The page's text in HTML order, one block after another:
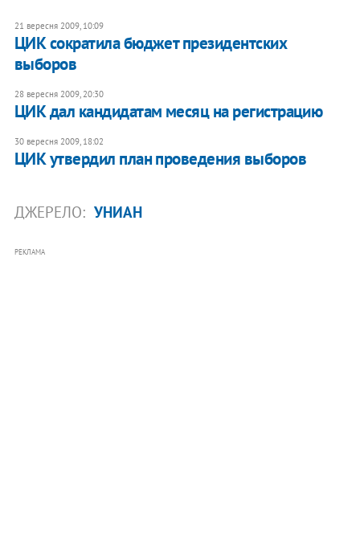
21 вересня 2009, 10:09
ЦИК сократила бюджет президентских
выборов
28 вересня 2009, 20:30
ЦИК дал кандидатам месяц на регистрацию
30 вересня 2009, 18:02
ЦИК утвердил план проведения выборов
ДЖЕРЕЛО: УНИАН
РЕКЛАМА